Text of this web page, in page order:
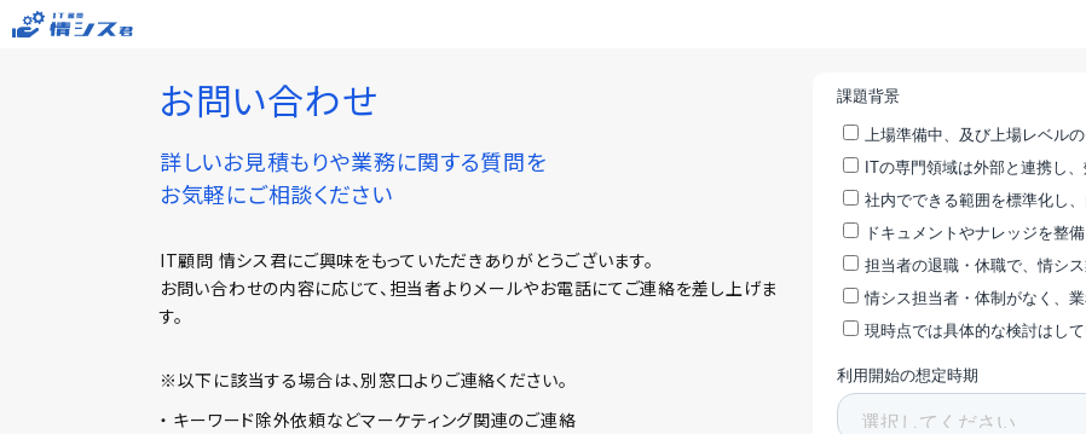
お問い合わせ
詳しいお見積もりや業務に関する質問を
お気軽にご相談ください
IT顧問 情シス君にご興味をもっていただきありがとうございます。
お問い合わせの内容に応じて、担当者よりメールやお電話にてご連絡を差し上げま
す。
※以下に該当する場合は、別窓口よりご連絡ください。
・ キーワード除外依頼などマーケティング関連のご連絡